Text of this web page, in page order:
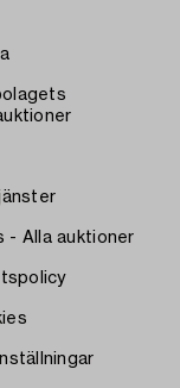
- Alla auktioner